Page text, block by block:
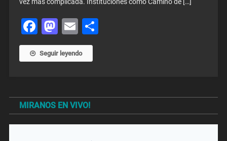
Facebook
Mastodon
EmailShare
Seguir leyendo
MIRANOS EN VIVO!